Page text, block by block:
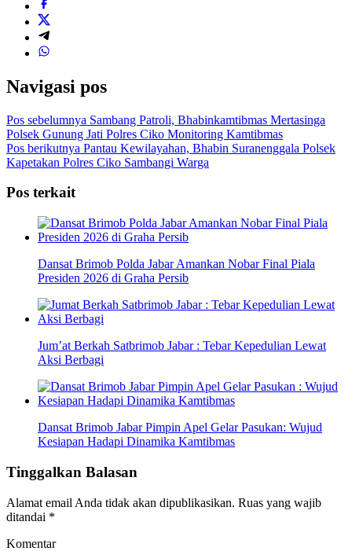
Navigasi pos
Pos sebelumnya Sambang Patroli, Bhabinkamtibmas Mertasinga
Polsek Gunung Jati Polres Ciko Monitoring Kamtibmas
Pos berikutnya Pantau Kewilayahan, Bhabin Suranenggala Polsek
Kapetakan Polres Ciko Sambangi Warga
Pos terkait
Dansat Brimob Polda Jabar Amankan Nobar Final Piala
Presiden 2026 di Graha Persib
Jum’at Berkah Satbrimob Jabar : Tebar Kepedulian Lewat
Aksi Berbagi
Dansat Brimob Jabar Pimpin Apel Gelar Pasukan: Wujud
Kesiapan Hadapi Dinamika Kamtibmas
Tinggalkan Balasan
Alamat email Anda tidak akan dipublikasikan. Ruas yang wajib
ditandai *
Komentar